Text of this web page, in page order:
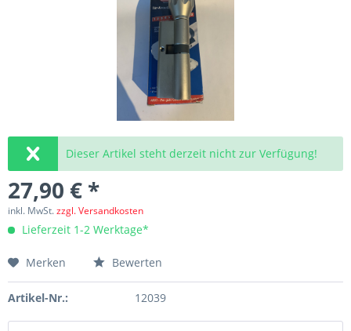
Dieser Artikel steht derzeit nicht zur Verfügung!
27,90 € *
inkl. MwSt.zzgl. Versandkosten
Lieferzeit 1-2 Werktage*
Merken Bewerten
Artikel-Nr.: 12039